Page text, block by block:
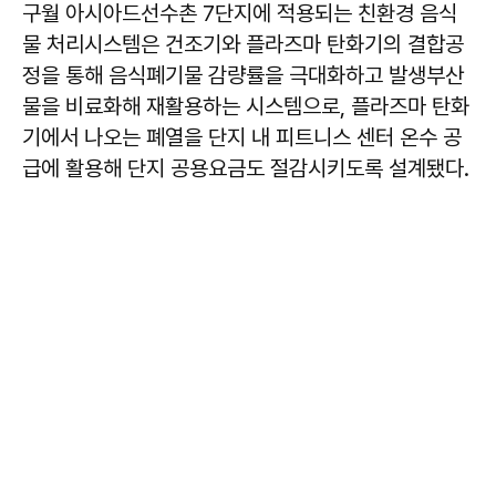
구월 아시아드선수촌 7단지에 적용되는 친환경 음식
물 처리시스템은 건조기와 플라즈마 탄화기의 결합공
정을 통해 음식폐기물 감량률을 극대화하고 발생부산
물을 비료화해 재활용하는 시스템으로, 플라즈마 탄화
기에서 나오는 폐열을 단지 내 피트니스 센터 온수 공
급에 활용해 단지 공용요금도 절감시키도록 설계됐다.